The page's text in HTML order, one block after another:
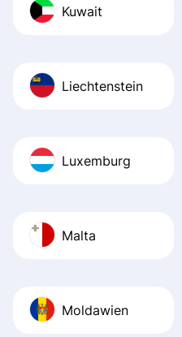
Kuwait
Liechtenstein
Luxemburg
Malta
Moldawien